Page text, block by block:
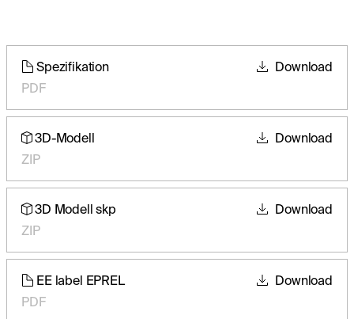
Spezifikation
PDF
Download
3D-Modell
ZIP
Download
3D Modell skp
ZIP
Download
EE label EPREL
PDF
Download